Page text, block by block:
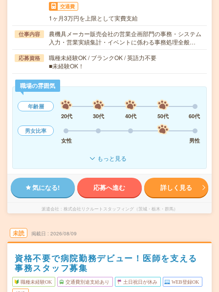
交通費
1ヶ月3万円を上限として実費支給
仕事内容
農機具メーカー販売会社の営業企画部門の事務・システム
入力・営業実績集計・イベントに係わる事務処理全般…
応募資格
職種未経験OK / ブランクOK / 英語力不要
■未経験OK！
職場の雰囲気
年齢層
20代
30代 40代 50代
60代
男女比率
女性
男性
もっと見る
気になる! 応募へ進む 詳しく見る
派遣会社 株式会社リクルートスタッフィング（茨城・栃木・群馬）
未読 掲載日 2026/08/09
資格不要で病院勤務デビュー！医師を支える
事務スタッフ募集
職種未経験OK 交通費別途支給あり 土日祝日が休み WEB登録OK